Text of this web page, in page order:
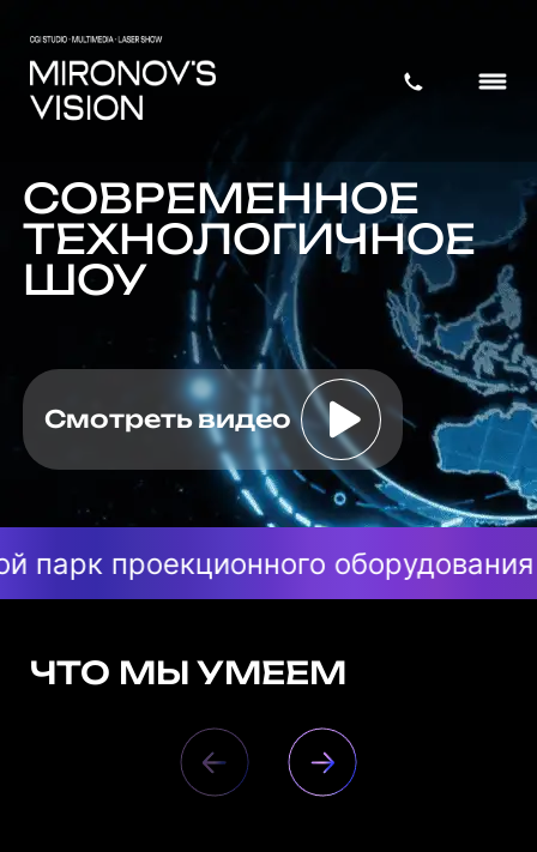
СОВРЕМЕННОЕ
ТЕХНОЛОГИЧНОЕ
ШОУ
Смотреть видео
оборудования Своя
ЧТО МЫ УМЕЕМ